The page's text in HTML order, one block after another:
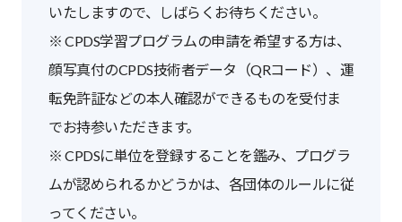
いたしますので、しばらくお待ちください。
※ CPDS学習プログラムの申請を希望する方は、
顔写真付のCPDS技術者データ（QRコード）、運
転免許証などの本人確認ができるものを受付ま
でお持参いただきます。
※ CPDSに単位を登録することを鑑み、プログラ
ムが認められるかどうかは、各団体のルールに従
ってください。